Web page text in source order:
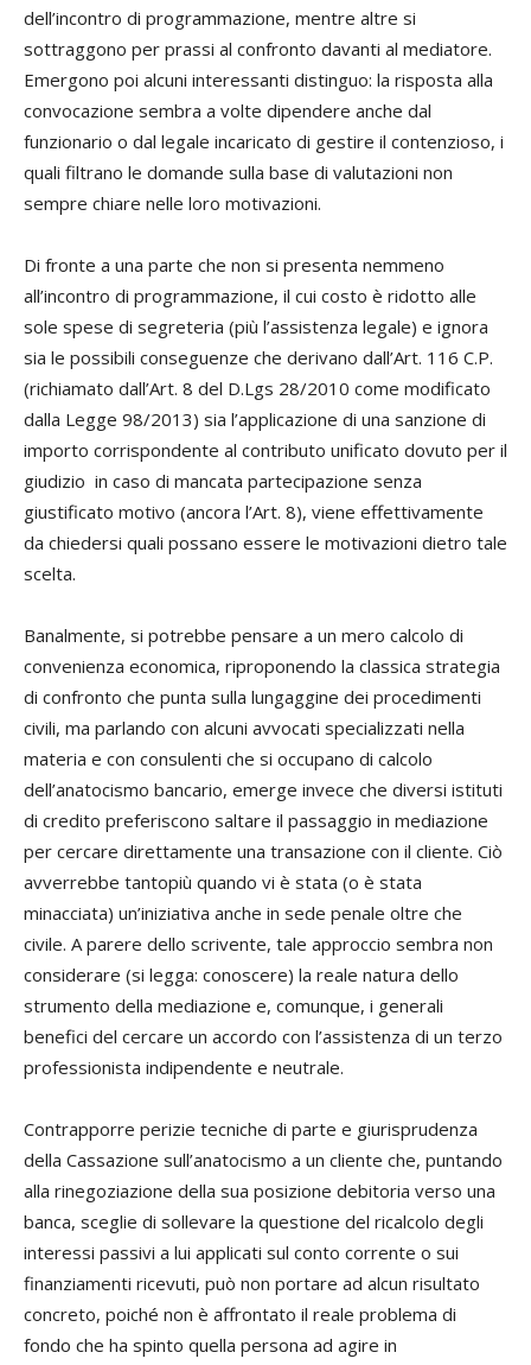
dell’incontro di programmazione, mentre altre si
sottraggono per prassi al confronto davanti al mediatore.
Emergono poi alcuni interessanti distinguo: la risposta alla
convocazione sembra a volte dipendere anche dal
funzionario o dal legale incaricato di gestire il contenzioso, i
quali filtrano le domande sulla base di valutazioni non
sempre chiare nelle loro motivazioni.
Di fronte a una parte che non si presenta nemmeno
all’incontro di programmazione, il cui costo è ridotto alle
sole spese di segreteria (più l’assistenza legale) e ignora
sia le possibili conseguenze che derivano dall’Art. 116 C.P.
(richiamato dall’Art. 8 del D.Lgs 28/2010 come modificato
dalla Legge 98/2013) sia l’applicazione di una sanzione di
importo corrispondente al contributo unificato dovuto per il
giudizio in caso di mancata partecipazione senza
giustificato motivo (ancora l’Art. 8), viene effettivamente
da chiedersi quali possano essere le motivazioni dietro tale
scelta.
Banalmente, si potrebbe pensare a un mero calcolo di
convenienza economica, riproponendo la classica strategia
di confronto che punta sulla lungaggine dei procedimenti
civili, ma parlando con alcuni avvocati specializzati nella
materia e con consulenti che si occupano di calcolo
dell’anatocismo bancario, emerge invece che diversi istituti
di credito preferiscono saltare il passaggio in mediazione
per cercare direttamente una transazione con il cliente. Ciò
avverrebbe tantopiù quando vi è stata (o è stata
minacciata) un’iniziativa anche in sede penale oltre che
civile. A parere dello scrivente, tale approccio sembra non
considerare (si legga: conoscere) la reale natura dello
strumento della mediazione e, comunque, i generali
benefici del cercare un accordo con l’assistenza di un terzo
professionista indipendente e neutrale.
Contrapporre perizie tecniche di parte e giurisprudenza
della Cassazione sull’anatocismo a un cliente che, puntando
alla rinegoziazione della sua posizione debitoria verso una
banca, sceglie di sollevare la questione del ricalcolo degli
interessi passivi a lui applicati sul conto corrente o sui
finanziamenti ricevuti, può non portare ad alcun risultato
concreto, poiché non è affrontato il reale problema di
fondo che ha spinto quella persona ad agire in